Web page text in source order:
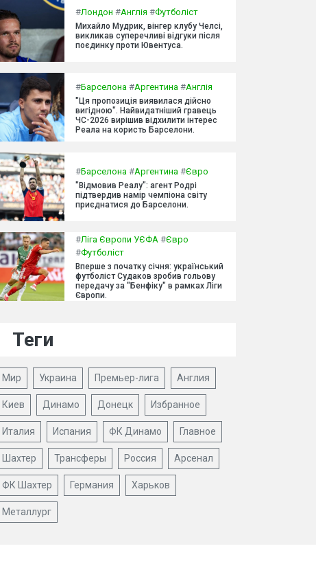
#Лондон #Англія #Футболіст
Михайло Мудрик, вінгер клубу Челсі,
викликав суперечливі відгуки після
поєдинку проти Ювентуса.
#Барселона #Аргентина #Англія
"Ця пропозиція виявилася дійсно
вигідною". Найвидатніший гравець
ЧС-2026 вирішив відхилити інтерес
Реала на користь Барселони.
#Барселона #Аргентина #Євро
"Відмовив Реалу": агент Родрі
підтвердив намір чемпіона світу
приєднатися до Барселони.
#Ліга Європи УЄФА #Євро
#Футболіст
Вперше з початку січня: український
футболіст Судаков зробив гольову
передачу за "Бенфіку" в рамках Ліги
Європи.
Теги
Мир Украина Премьер-лига Англия
Киев Динамо Донецк Избранное
Италия Испания ФК Динамо Главное
Шахтер Трансферы Россия Арсенал
ФК Шахтер Германия Харьков
Металлург